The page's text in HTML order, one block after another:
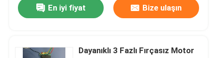
Ürünler
En iyi fiyat Bize ulaşın
Dayanıklı 3 Fazlı Fırçasız Motor